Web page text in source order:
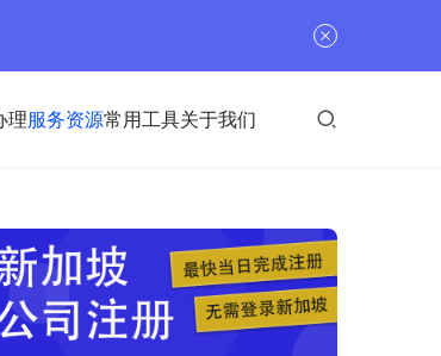
理服务资源常用工具关于我们